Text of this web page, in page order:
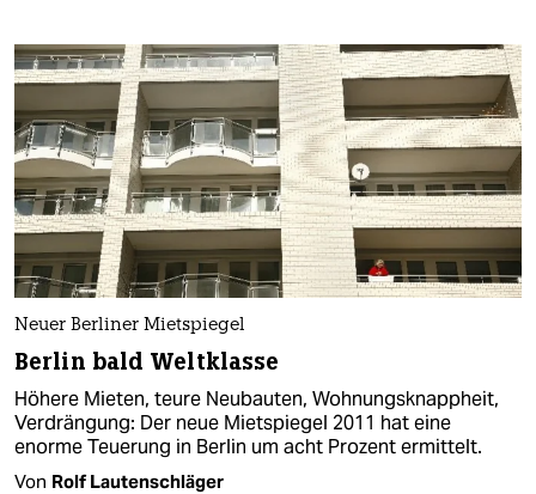
Neuer Berliner Mietspiegel
Berlin bald Weltklasse
Höhere Mieten, teure Neubauten, Wohnungsknappheit,
Verdrängung: Der neue Mietspiegel 2011 hat eine
enorme Teuerung in Berlin um acht Prozent ermittelt.
Von Rolf Lautenschläger